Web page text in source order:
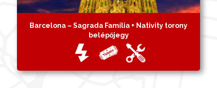
Barcelona – Sagrada Família + Nativity torony
belépőjegy